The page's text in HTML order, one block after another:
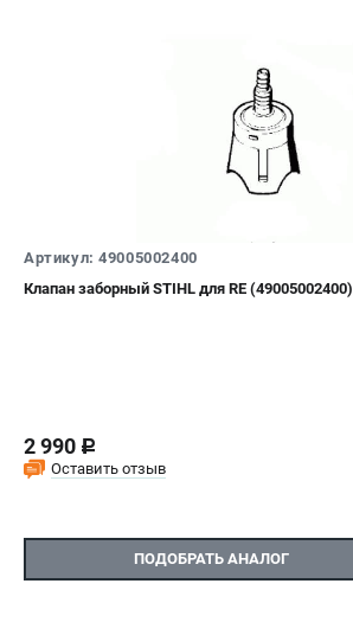
Артикул: 49005002400
Клапан заборный STIHL для RE (49005002400)
2 990 c
Оставить отзыв
ПОДОБРАТЬ АНАЛОГ